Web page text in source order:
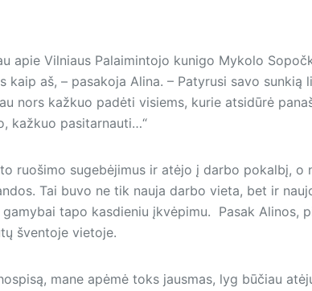
apie Vilniaus Palaimintojo kunigo Mykolo
kaip aš, – pasakoja Alina. – Patyrusi savo sunkią
nors kažkuo padėti visiems, kurie atsidūrė
kažkuo pasitarnauti…“
ruošimo sugebėjimus ir atėjo į darbo pokalbį, o
Tai buvo ne tik nauja darbo vieta, bet ir
tapo kasdieniu įkvėpimu. Pasak Alinos,
šventoje vietoje.
mane apėmė toks jausmas, lyg būčiau